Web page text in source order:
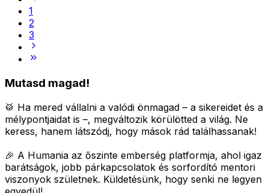
1
2
3
Mutasd magad!
🥁 Ha mered vállalni a valódi önmagad – a sikereidet és a
mélypontjaidat is –, megváltozik körülötted a világ. Ne
keress, hanem látszódj, hogy mások rád találhassanak!
🎉 A Humania az őszinte emberség platformja, ahol igaz
barátságok, jobb párkapcsolatok és sorfordító mentori
viszonyok születnek. Küldetésünk, hogy senki ne legyen